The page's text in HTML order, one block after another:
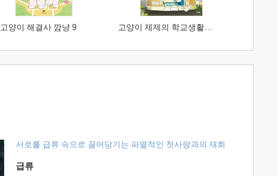
고양이 해결사 깜냥 9 고양이 제제의 학교생활 1 : 초등학생이 이렇게 힘들 줄이야
서로를 급류 속으로 끌어당기는 파멸적인 첫사랑과의 재회
급류